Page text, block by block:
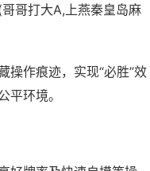
哥打大A,上燕秦皇岛麻
操作痕迹，实现“必胜”效
环境。